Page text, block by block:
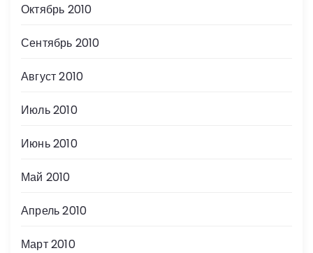
Октябрь 2010
Сентябрь 2010
Август 2010
Июль 2010
Июнь 2010
Май 2010
Апрель 2010
Март 2010